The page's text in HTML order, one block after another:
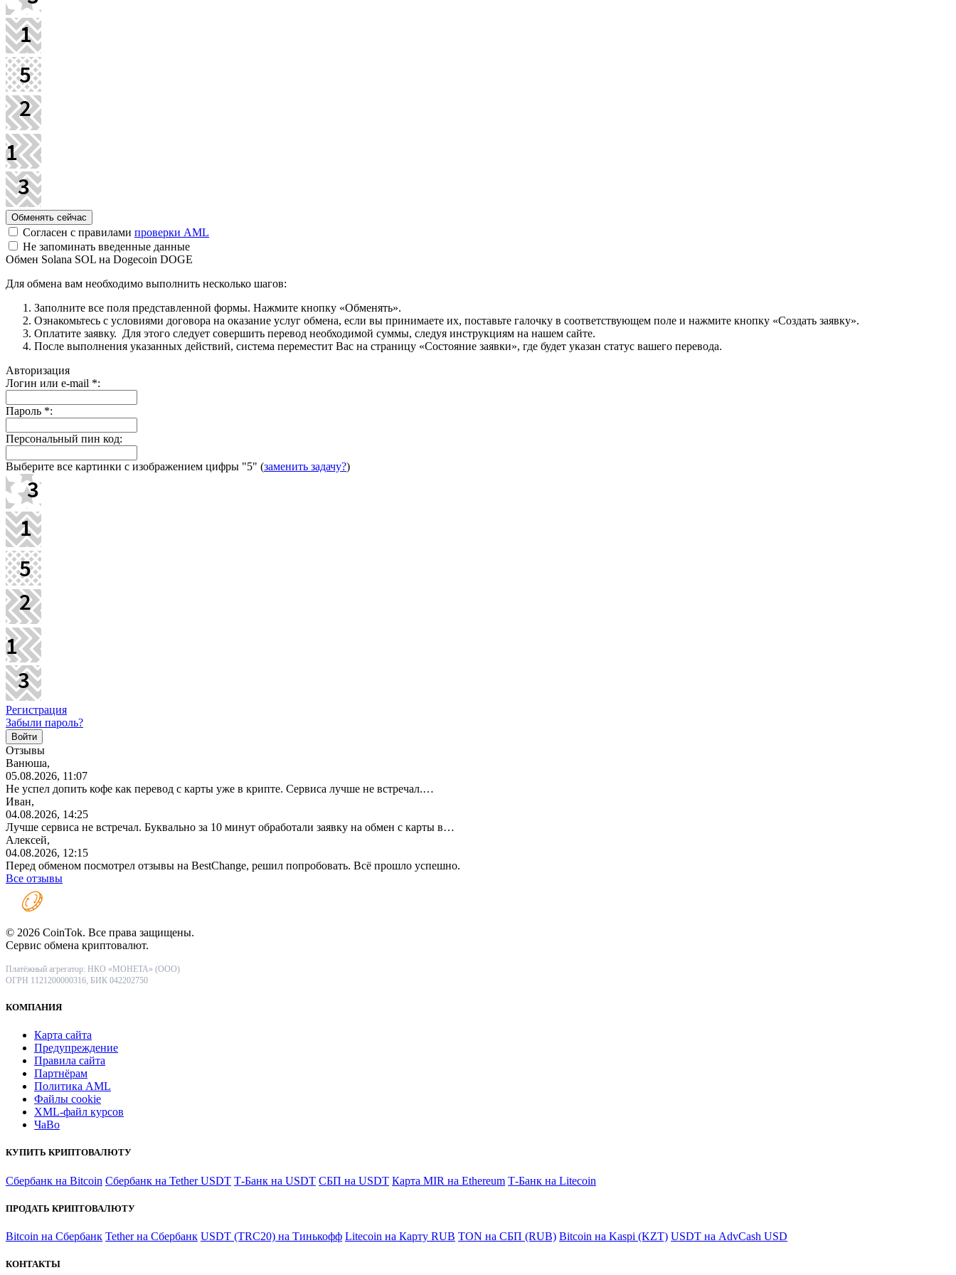
Согласен с правилами проверки AML
Не запоминать введенные данные
Обмен Solana SOL на Dogecoin DOGE
Для обмена вам необходимо выполнить несколько шагов:
Заполните все поля представленной формы. Нажмите кнопку «Обменять».
Ознакомьтесь с условиями договора на оказание услуг обмена, если вы принимаете их, поставьте галочку в соответствующем поле и нажмите кнопку «Создать заявку».
Оплатите заявку. Для этого следует совершить перевод необходимой суммы, следуя инструкциям на нашем сайте.
После выполнения указанных действий, система переместит Вас на страницу «Состояние заявки», где будет указан статус вашего перевода.
Авторизация
Логин или e-mail *:
Пароль *:
Персональный пин код:
Выберите все картинки с изображением цифры "5" (заменить задачу?)
Регистрация
Забыли пароль?
Отзывы
Ванюша,
05.08.2026, 11:07
Не успел допить кофе как перевод с карты уже в крипте. Сервиса лучше не встречал.…
Иван,
04.08.2026, 14:25
Лучше сервиса не встречал. Буквально за 10 минут обработали заявку на обмен с карты в…
Алексей,
04.08.2026, 12:15
Перед обменом посмотрел отзывы на BestChange, решил попробовать. Всё прошло успешно.
Все отзывы
© 2026 CoinTok. Все права защищены.
Сервис обмена криптовалют.
Платёжный агрегатор: НКО «МОНЕТА» (ООО)
ОГРН 1121200000316, БИК 042202750
КОМПАНИЯ
Карта сайта
Предупреждение
Правила сайта
Партнёрам
Политика AML
Файлы coоkie
XML-файл курсов
ЧаВо
КУПИТЬ КРИПТОВАЛЮТУ
Сбербанк на Bitcoin Сбербанк на Tether USDT Т-Банк на USDT СБП на USDT Карта MIR на Ethereum Т-Банк на Litecoin
ПРОДАТЬ КРИПТОВАЛЮТУ
Bitcoin на Сбербанк Tether на Сбербанк USDT (TRC20) на Тинькофф Litecoin на Карту RUB TON на СБП (RUB) Bitcoin на Kaspi (KZT) USDT на AdvCash USD
КОНТАКТЫ